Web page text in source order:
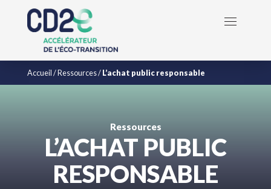
Accueil/Ressources/L’achat public responsable
Ressources
L’ACHAT PUBLIC
RESPONSABLE